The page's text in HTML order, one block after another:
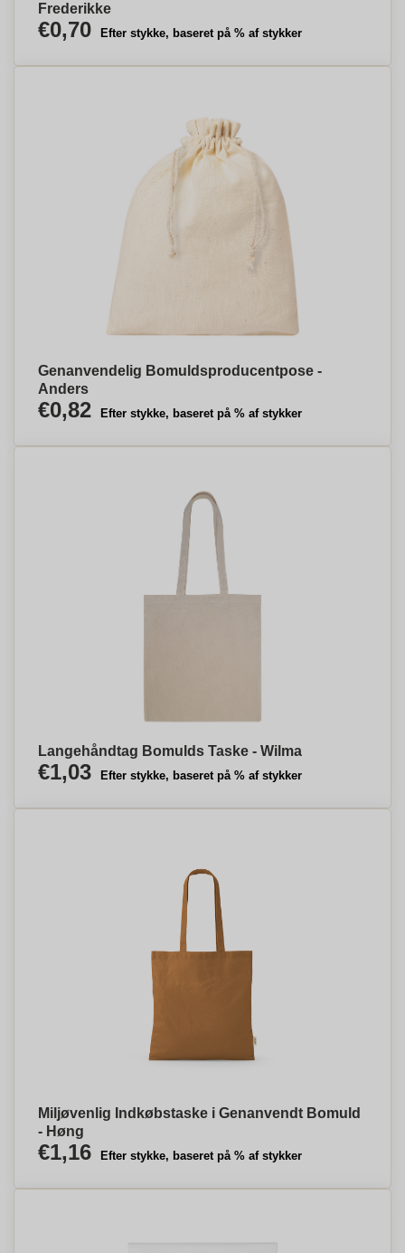
Frederikke
€0,70 Efter stykke, baseret på % af stykker
Genanvendelig Bomuldsproducentpose -
Anders
€0,82 Efter stykke, baseret på % af stykker
Langehåndtag Bomulds Taske - Wilma
€1,03 Efter stykke, baseret på % af stykker
Miljøvenlig Indkøbstaske i Genanvendt Bomuld
- Høng
€1,16 Efter stykke, baseret på % af stykker